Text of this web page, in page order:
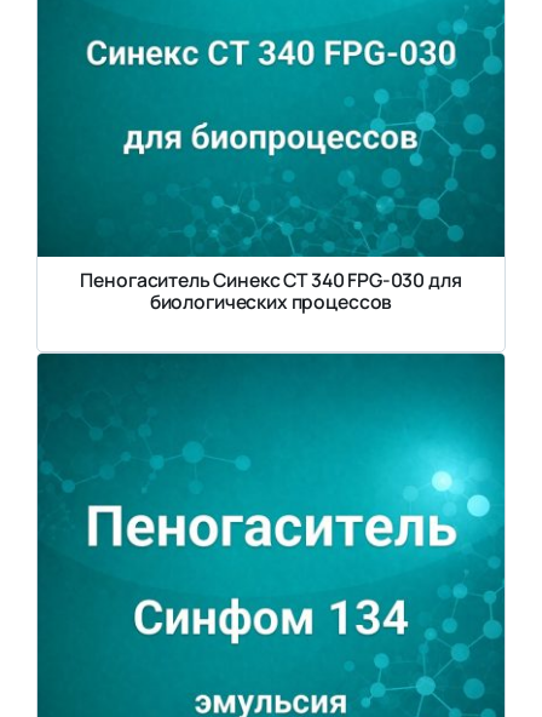
Пеногаситель Синекс СТ 340 FPG-030 для
биологических процессов